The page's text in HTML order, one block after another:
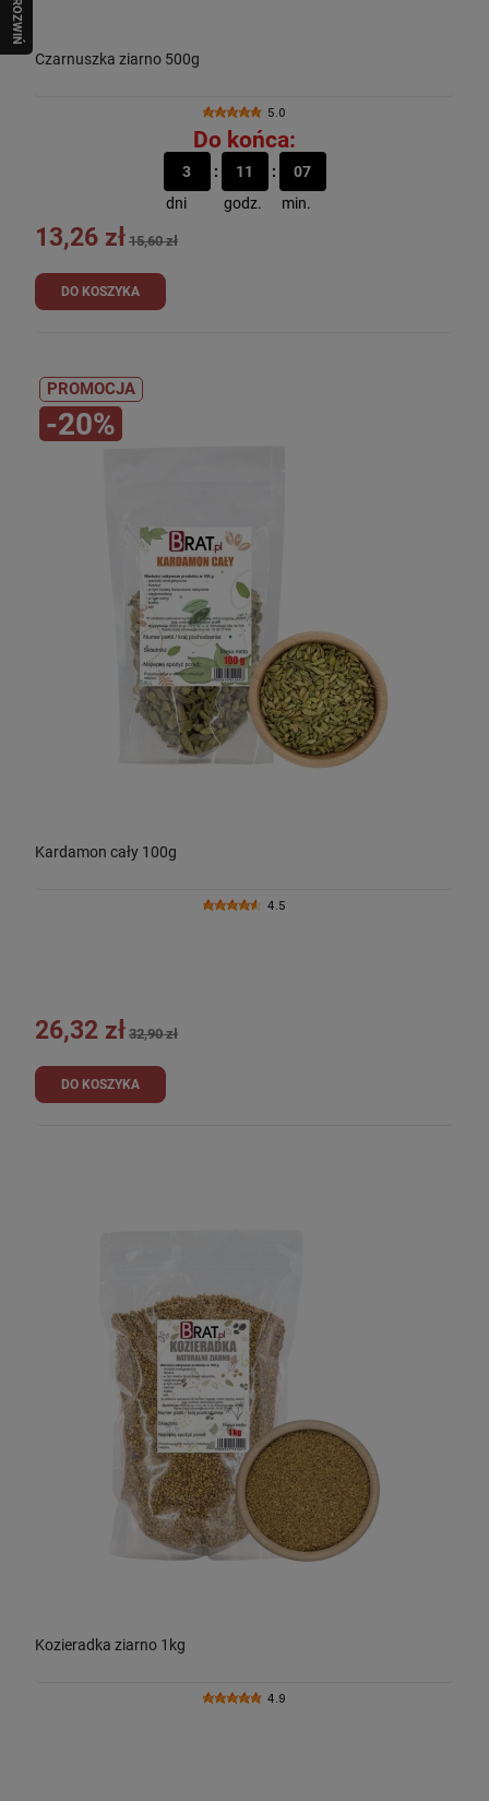
R
O
Z
W
I
Ń
O
B
I
Czarnuszka ziarno 500g
5.0
Do końca:
3
dni
11
godz.
07
min.
13,26 zł 15,60 zł
DO KOSZYKA
Kardamon cały 100g
4.5
26,32 zł 32,90 zł
DO KOSZYKA
PROMOCJA
-20%
Kozieradka ziarno 1kg
4.9